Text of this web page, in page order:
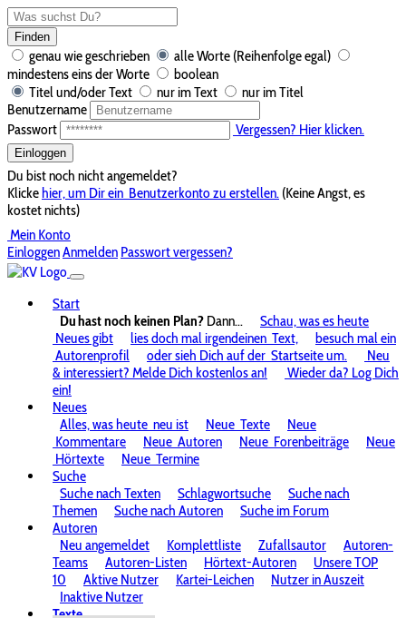
Finden
genau wie geschrieben
alle Worte (Reihenfolge egal)
mindestens eins der Worte
boolean
Titel und/oder Text
nur im Text
nur im Titel
Benutzername
Passwort
Vergessen? Hier klicken.
Einloggen
Du bist noch nicht angemeldet?
Klickehier, um Dir ein Benutzerkonto zu erstellen. (Keine Angst, es
kostet nichts)
Mein Konto
EinloggenAnmelden Passwort vergessen?
Start
Du hast noch keinen Plan? Dann...
Schau, was es heute
Neues gibt
lies doch mal irgendeinen Text,
besuch mal ein
Autorenprofil
oder sieh Dich auf der Startseite um.
Neu
& interessiert? Melde Dich kostenlos an!
Wieder da? Log Dich
ein!
Neues
Alles, was heute neu ist Neue Texte
Neue
Kommentare
Neue Autoren Neue Forenbeiträge
Neue
Hörtexte
Neue Termine
Suche
Suche nach Texten
Schlagwortsuche
Suche nach
Themen
Suche nach Autoren
Suche im Forum
Autoren
Neu angemeldet
Komplettliste Zufallsautor
Autoren-
Teams
Autoren-Listen Hörtext-Autoren
Unsere TOP
10
Aktive Nutzer Kartei-Leichen
Nutzer in Auszeit
Inaktive Nutzer
Texte